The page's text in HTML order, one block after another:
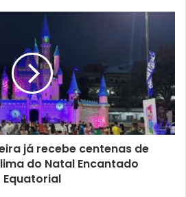
já recebe centenas de
do Natal Encantado
Equatorial